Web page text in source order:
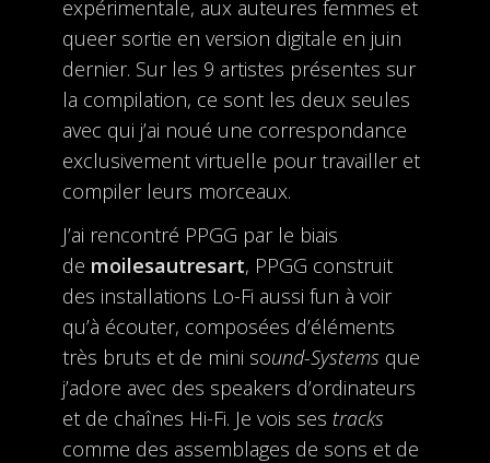
expérimentale, aux auteures femmes et
queer sortie en version digitale en juin
dernier. Sur les 9 artistes présentes sur
la compilation, ce sont les deux seules
avec qui j’ai noué une correspondance
exclusivement virtuelle pour travailler et
compiler leurs morceaux.
J’ai rencontré PPGG par le biais
de moilesautresart, PPGG construit
des installations Lo-Fi aussi fun à voir
qu’à écouter, composées d’éléments
très bruts et de mini sound-Systems que
j’adore avec des speakers d’ordinateurs
et de chaînes Hi-Fi. Je vois ses tracks
comme des assemblages de sons et de